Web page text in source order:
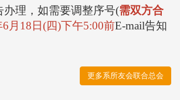
办理，如需要调整序号(需双方合
6月 18 日(四)下午5:00前E-mail告知
更多系所友会联合总会